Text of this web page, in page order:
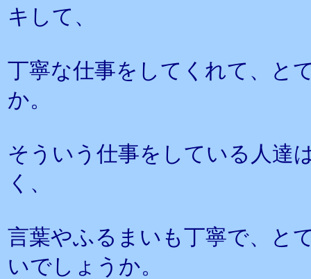
キして、
丁寧な仕事をしてくれて、と
か。
そういう仕事をしている人達
く、
言葉やふるまいも丁寧で、と
いでしょうか。